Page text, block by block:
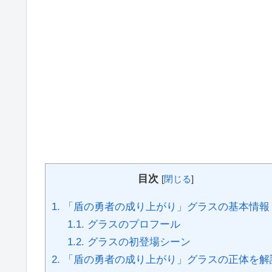
目次 [閉じる]
1. 「盾の勇者の成り上がり」グラスの基本情報
1.1. グラスのプロフール
1.2. グラスの初登場シーン
2. 「盾の勇者の成り上がり」グラスの正体を解